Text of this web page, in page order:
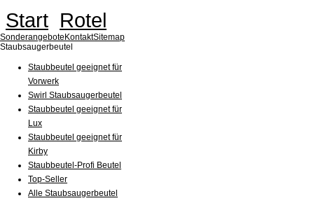
Start Rotel
Sonderangebote KontaktSitemap
Staubsaugerbeutel
Staubbeutel geeignet für
Vorwerk
Swirl Staubsaugerbeutel
Staubbeutel geeignet für
Lux
Staubbeutel geeignet für
Kirby
Staubbeutel-Profi Beutel
Top-Seller
Alle Staubsaugerbeutel